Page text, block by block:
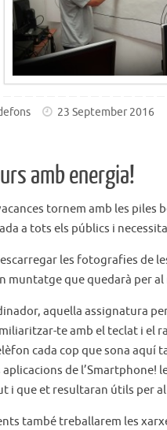
23 September 2016
amb energia!
tornem amb les piles
a tots els públics i
les fotografies de
muntatge que quedarà per al
aquella assignatura
te amb el teclat i el
cada cop que sona aquí
de l’Smartphone!
i que et resultaran útils per
també treballarem les